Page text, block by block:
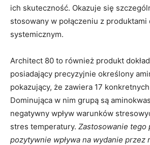
ich skuteczność. Okazuje się
stosowany w połączeniu z produktami
systemicznym.
Architect 80 to również produkt
posiadający precyzyjnie określony
pokazujący, że zawiera 17
Dominująca w nim grupą są
negatywny wpływ warunków
stres temperatury. Zastosowanie tego
pozytywnie wpływa na wydanie